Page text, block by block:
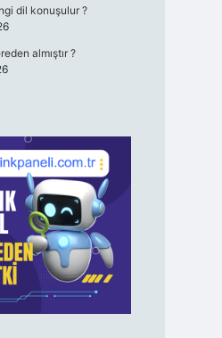
dil konuşulur ?
almıştır ?